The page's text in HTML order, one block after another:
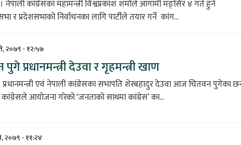
नेपाली कांग्रेसका महामन्त्री विश्वप्रकाश शर्माले आगामी मङ्सिर ४ गते हुने
र प्रदेशसभाको निर्वाचनका लागि पार्टीले तयार गर्ने कांग...
२०७९ - १२:५७
प्रधानमन्त्री देउवा र गृहमन्त्री खाण
एवं नेपाली कांग्रेसका सभापति शेरबहादुर देउवा आज चितवन पुगेका
आयोजना गरेको ‘जनताको साथमा कांग्रेस’ का...
२०७९ - ११:२४